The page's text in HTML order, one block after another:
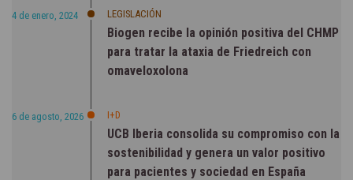
4 de enero, 2024 LEGISLACIÓN
Biogen recibe la opinión positiva del CHMP
para tratar la ataxia de Friedreich con
omaveloxolona
6 de agosto, 2026 I+D
UCB Iberia consolida su compromiso con la
sostenibilidad y genera un valor positivo
para pacientes y sociedad en España